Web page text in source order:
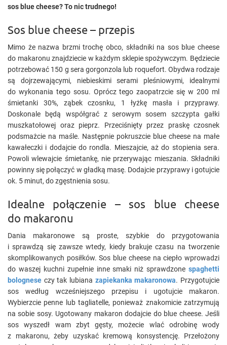
sos blue cheese? To nic trudnego!
Sos blue cheese – przepis
Mimo że nazwa brzmi trochę obco, składniki na sos blue cheese
do makaronu znajdziecie w każdym sklepie spożywczym. Będziecie
potrzebować 150 g sera gorgonzola lub roquefort. Obydwa rodzaje
są dojrzewającymi, niebieskimi serami pleśniowymi, idealnymi
do wykonania tego sosu. Oprócz tego zaopatrzcie się w 200 ml
śmietanki 30%, ząbek czosnku, 1 łyżkę masła i przyprawy.
Doskonale będą współgrać z serowym sosem szczypta gałki
muszkatołowej oraz pieprz. Przeciśnięty przez praskę czosnek
podsmażcie na maśle. Następnie pokruszcie blue cheese na małe
kawałeczki i dodajcie do rondla. Mieszajcie, aż do stopienia sera.
Powoli wlewajcie śmietankę, nie przerywając mieszania. Składniki
powinny się połączyć w gładką masę. Dodajcie przyprawy i gotujcie
ok. 5 minut, do zgęstnienia sosu.
Idealne połączenie – sos blue cheese
do makaronu
Dania makaronowe są proste, szybkie do przygotowania
i sprawdzą się zawsze wtedy, kiedy brakuje czasu na tworzenie
skomplikowanych posiłków. Sos blue cheese na ciepło wprowadzi
do waszej kuchni zupełnie inne smaki niż sprawdzone spaghetti
bolognese czy tak lubiana zapiekanka makaronowa. Przygotujcie
sos według wcześniejszego przepisu i ugotujcie makaron.
Wybierzcie penne lub tagliatelle, ponieważ znakomicie zatrzymują
na sobie sosy. Ugotowany makaron dodajcie do blue cheese. Jeśli
sos wyszedł wam zbyt gęsty, możecie wlać odrobinę wody
z makaronu, żeby uzyskać kremową konsystencję. Przełożony